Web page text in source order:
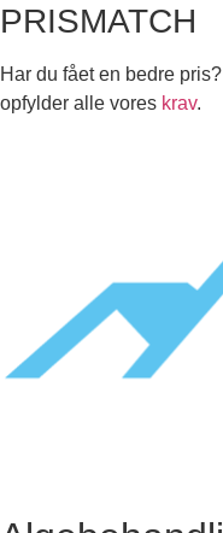
PRISMATCH
Har du fået en bedre
opfylder alle vores krav.